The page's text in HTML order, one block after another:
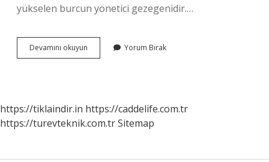
yükselen burcun yönetici gezegenidir.…
Devamını okuyun
Harita
Yorum Bırak
https://tiklaindir.in https://caddelife.com.tr
https://turevteknik.com.trSitemap